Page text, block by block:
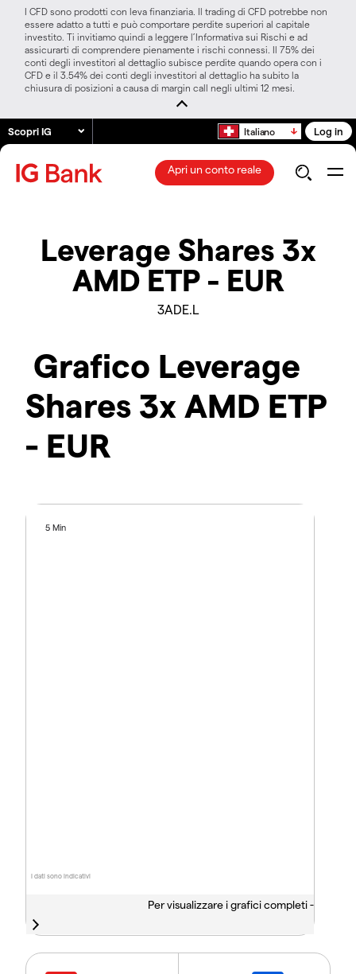
I CFD sono prodotti con leva finanziaria. Il trading di CFD potrebbe non
essere adatto a tutti e può comportare perdite superiori al capitale
investito. Ti invitiamo quindi a leggere l’Informativa sui Rischi e ad
assicurarti di comprendere pienamente i rischi connessi. Il 75% dei
conti degli investitori al dettaglio subisce perdite quando opera con i
CFD e il 3.54% dei conti degli investitori al dettaglio ha subito la
chiusura di posizioni a causa di margin call negli ultimi 12 mesi.
Scopri IG Italiano Log in
Apri un conto reale
Leverage Shares 3x
AMD ETP - EUR
3ADE.L
Grafico Leverage
Shares 3x AMD ETP
- EUR
I dati sono indicativi
5 Min
Per visualizzare i grafici completi -